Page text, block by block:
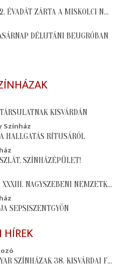
„INNEN FOLYTATJUK” 202. ÉVADÁT ZÁRTA A MISKOLCI NEMZETI SZÍNHÁZ
DÉLUTÁNI BEUGRÓBAN
KISVÁRDÁN
Színház
HALLGATÁS RÍTUSÁRÓL
SZÍNHÁZÉPÜLET!
AKOLOZSVÁRI SZÍNHÁZ A XXXIII. NAGYSZEBENI NEMZETKÖZI SZÍNHÁZI FESZTIVÁLON
SEPSISZENTGYÖN
HÍREK
A SOPRO NYERTE A MAGYAR SZÍNHÁZAK 38. KISVÁRDAI FESZTIVÁLJÁNAK FŐDÍJÁT